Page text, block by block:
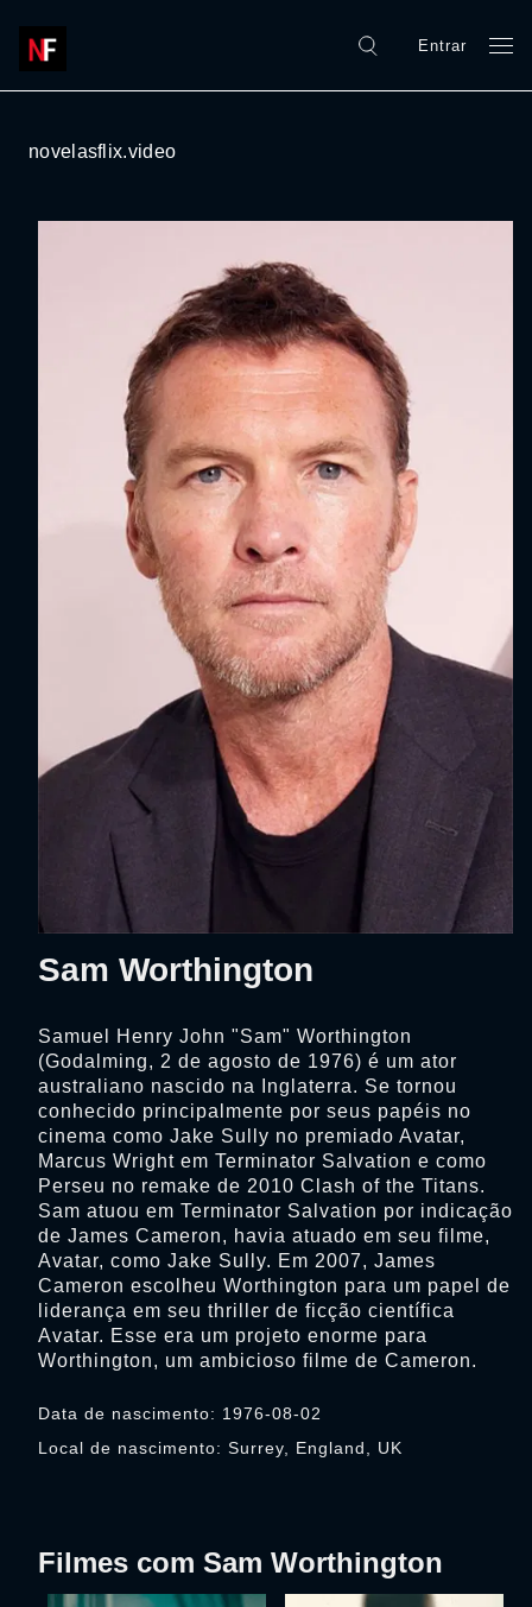
Entrar
novelasflix.video
Sam Worthington
Data de nascimento: 1976-08-02
Local de nascimento: Surrey, England, UK
Samuel Henry John "Sam" Worthington
(Godalming, 2 de agosto de 1976) é um ator
australiano nascido na Inglaterra. Se tornou
conhecido principalmente por seus papéis no
cinema como Jake Sully no premiado Avatar,
Marcus Wright em Terminator Salvation e como
Perseu no remake de 2010 Clash of the Titans.
Sam atuou em Terminator Salvation por indicação
de James Cameron, havia atuado em seu filme,
Avatar, como Jake Sully. Em 2007, James
Cameron escolheu Worthington para um papel de
liderança em seu thriller de ficção científica
Avatar. Esse era um projeto enorme para
Worthington, um ambicioso filme de Cameron.
Filmes com Sam Worthington